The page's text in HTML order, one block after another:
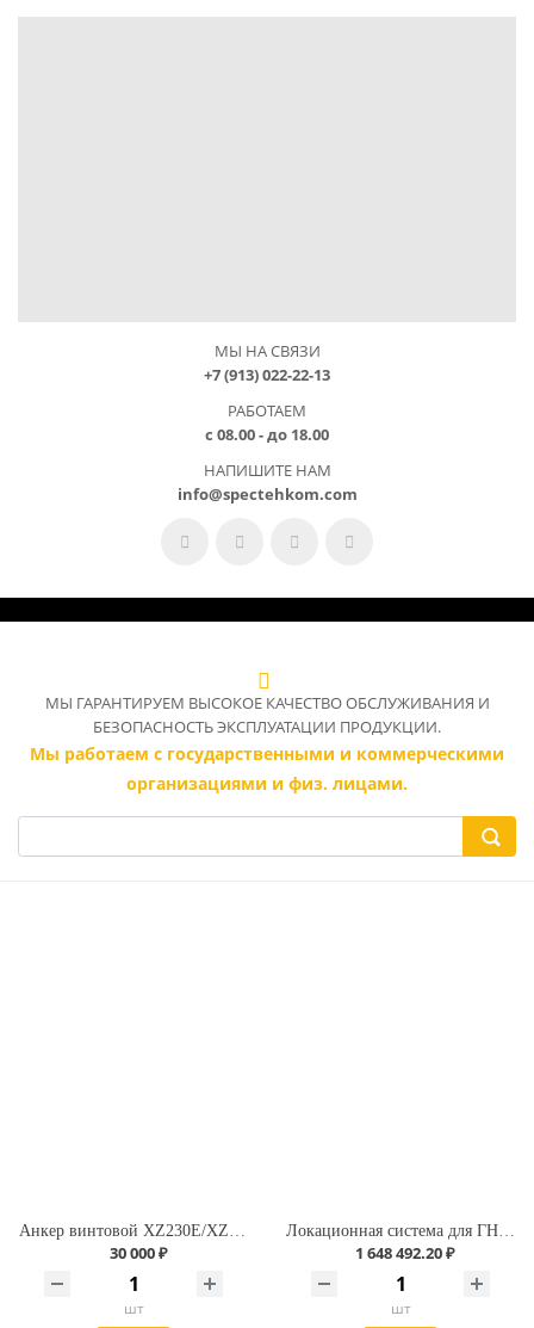
МЫ НА СВЯЗИ
+7 (913) 022-22-13
РАБОТАЕМ
с 08.00 - до 18.00
НАПИШИТЕ НАМ
info@spectehkom.com
МЫ ГАРАНТИРУЕМ ВЫСОКОЕ КАЧЕСТВО ОБСЛУЖИВАНИЯ И
БЕЗОПАСНОСТЬ ЭКСПЛУАТАЦИИ ПРОДУКЦИИ.
Мы работаем с государственными и коммерческими
организациями и физ. лицами.
Анкер винтовой XZ230E/XZ430E нового образца - палец
30 000 ₽
шт
Локационная система для ГНБ. Underground Magnetics Mag X Pro
1 648 492.20 ₽
шт